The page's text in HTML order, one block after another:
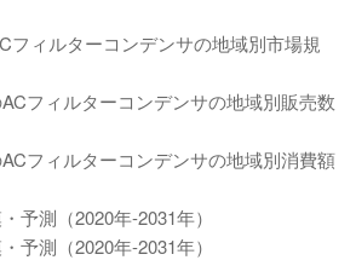
フィルターコンデンサの地域別市場規
フィルターコンデンサの地域別販売数
フィルターコンデンサの地域別消費額
予測（2020年-2031年）
予測（2020年-2031年）